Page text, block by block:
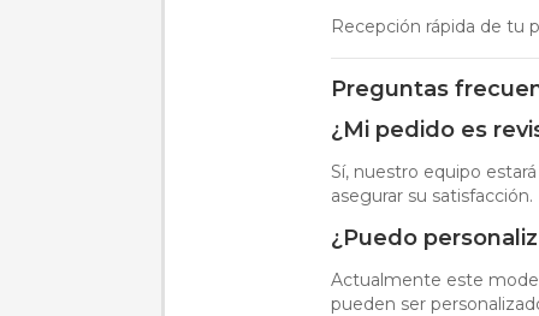
Recepción rápida de tu
Preguntas
¿Mi pedido es
Sí, nuestro equipo
asegurar su satisfacción.
¿Puedo
Actualmente este
pueden ser